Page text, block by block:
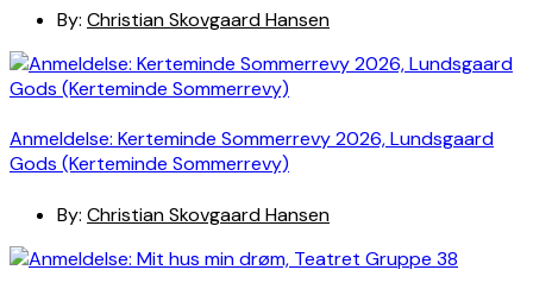
By: Christian Skovgaard Hansen
Anmeldelse: Kerteminde Sommerrevy 2026, Lundsgaard
Gods (Kerteminde Sommerrevy)
By: Christian Skovgaard Hansen